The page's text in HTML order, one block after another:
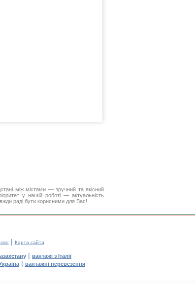
між містами — зручний та якісний
у нашій роботі — актуальність
раді бути корисними для Вас!
| Карта сайта
| вантажі з Італії
| вантажні перевезення